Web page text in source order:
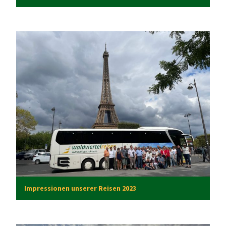
Impressionen unserer Reisen 2023